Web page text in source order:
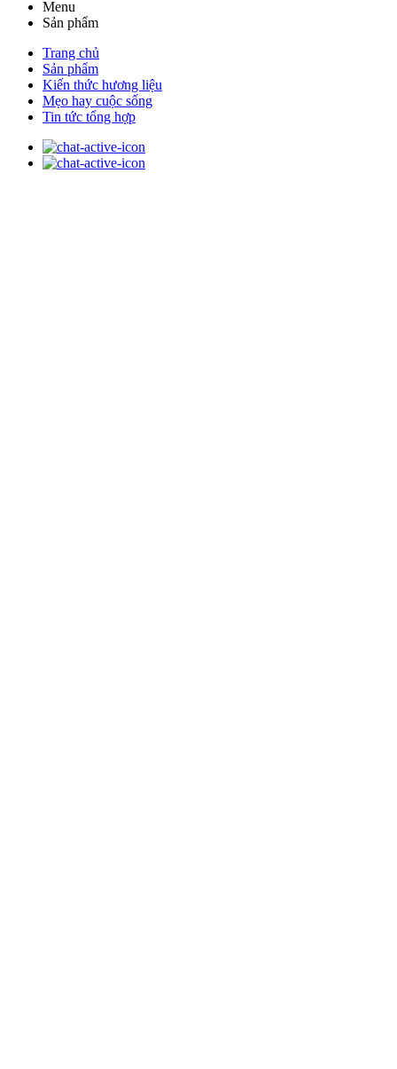
Menu
Sản phẩm
Trang chủ
Sản phẩm
Kiến thức hương liệu
Mẹo hay cuộc sống
Tin tức tổng hợp